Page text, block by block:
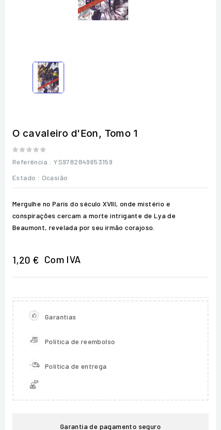
O cavaleiro d'Eon, Tomo 1
Referência : YS9782849653159
Estado : Ocasião
Mergulhe no Paris do século XVIII, onde mistério e
conspirações cercam a morte intrigante de Lya de
Beaumont, revelada por seu irmão corajoso.
1,20 € Com IVA
Garantias
Política de reembolso
Política de entrega
Garantia de pagamento seguro